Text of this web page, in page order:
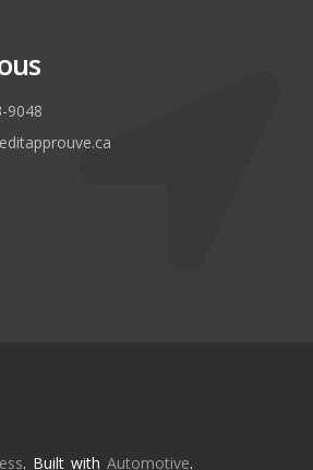
9048
. Built with Automotive.